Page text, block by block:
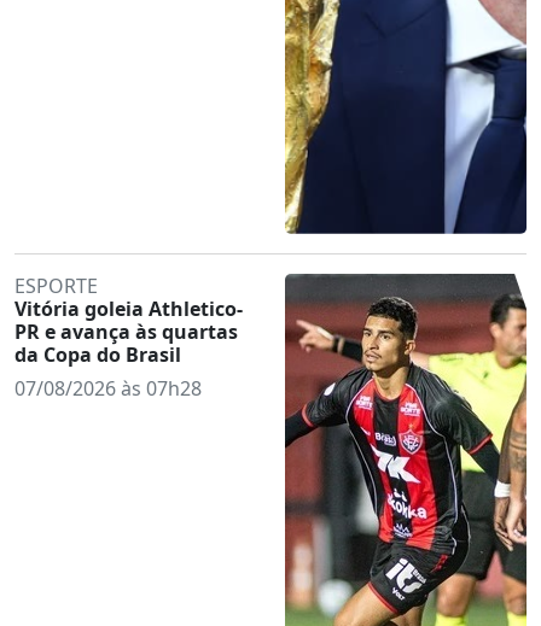
ESPORTE
Vitória goleia Athletico-
PR e avança às quartas
da Copa do Brasil
07/08/2026 às 07h28